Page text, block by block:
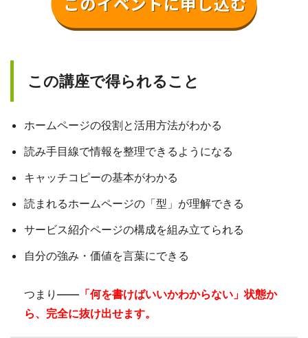
この講座で得られること
ホームページの役割と活用方法がわかる
読み手目線で情報を整理できるようになる
キャッチコピーの基本がわかる
読まれるホームページの「型」が理解できる
サービス紹介ページの構成を組み立てられる
自分の強み・価値を言葉にできる
つまり—— 「何を書けばいいかわからない」状態か
ら、完全に抜け出せます。